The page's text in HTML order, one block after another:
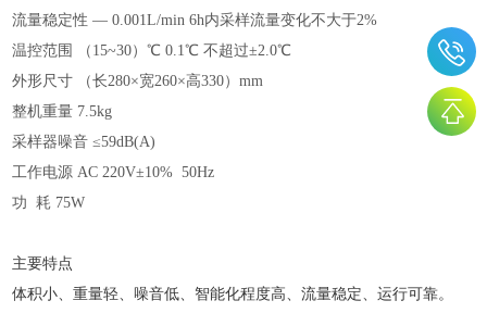
流量稳定性 — 0.001L/min 6h内采样流量变化不大于2%
温控范围
（15~30）℃ 0.1℃ 不超过±2.0℃
外形尺寸 （长280×宽260×高330）mm
整机重量 7.5kg
采样器噪音 ≤59dB(A)
工作电源 AC 220V±10% 50Hz
功 耗 75W
主要特点
体积小、重量轻、噪音低、智能化程度高、流量稳定、运行可靠。